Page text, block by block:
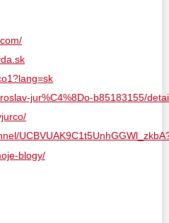
jur%C4%8Do-b85183155/
blogy/